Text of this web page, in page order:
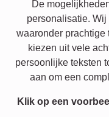
De
personalisatie.
waaronder prachtige
kiezen uit vele
persoonlijke teksten
aan om een
Klik op een